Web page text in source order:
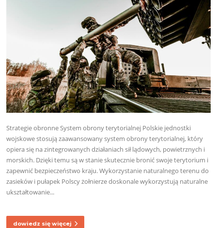
Strategie obronne System obrony terytorialnej Polskie jednostki
wojskowe stosują zaawansowany system obrony terytorialnej, który
opiera się na zintegrowanych działaniach sił lądowych, powietrznych i
morskich. Dzięki temu są w stanie skutecznie bronić swoje terytorium i
zapewnić bezpieczeństwo kraju. Wykorzystanie naturalnego terenu do
zasieków i pułapek Polscy żołnierze doskonale wykorzystują naturalne
ukształtowanie...
dowiedz się więcej